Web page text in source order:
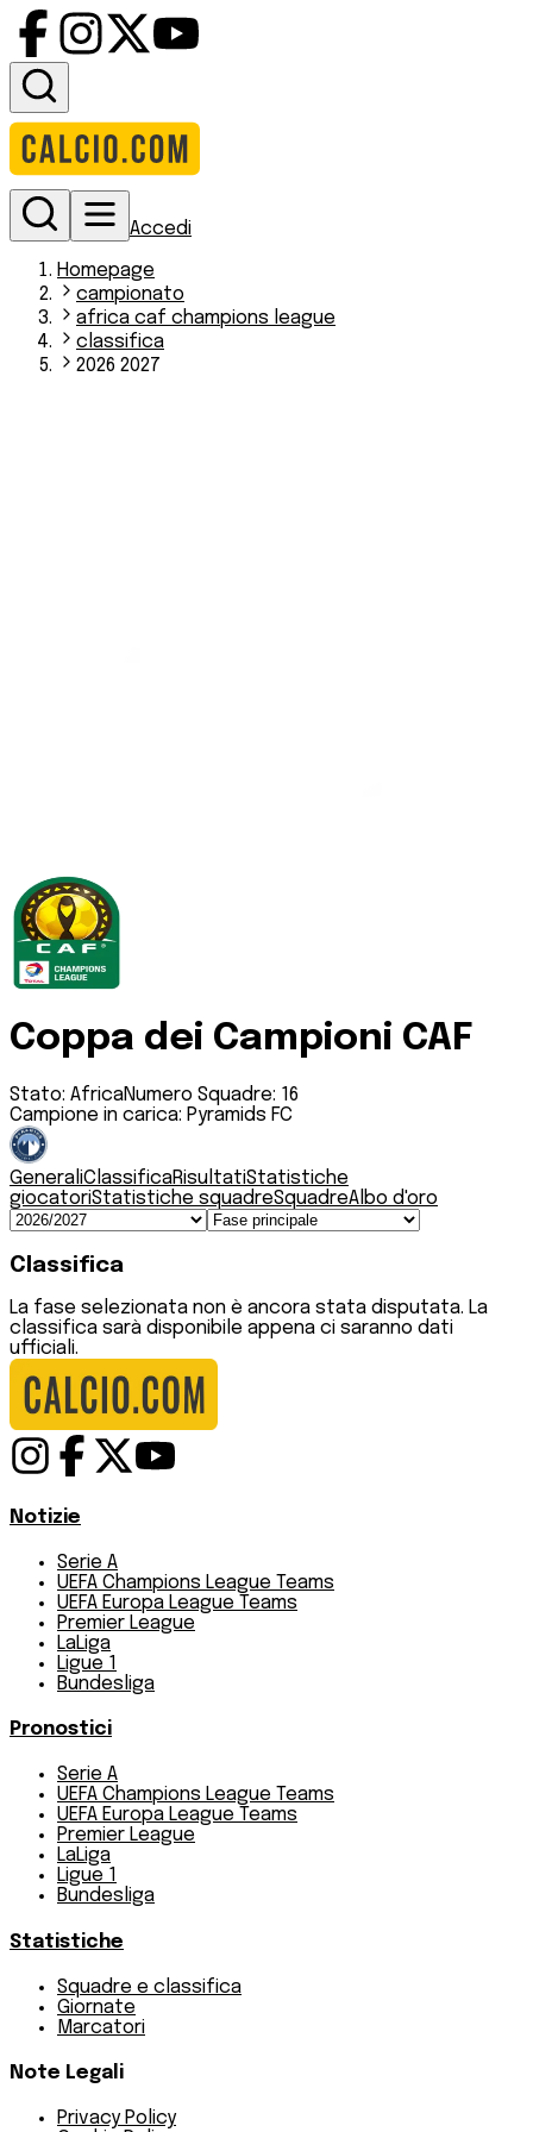
Accedi
Homepage
campionato
africa caf champions league
classifica
2026 2027
Coppa dei Campioni CAF
Stato: AfricaNumero Squadre: 16
Campione in carica: Pyramids FC
GeneraliClassificaRisultatiStatistiche
giocatoriStatistiche squadreSquadreAlbo d'oro
Classifica
La fase selezionata non è ancora stata disputata. La
classifica sarà disponibile appena ci saranno dati
ufficiali.
Notizie
Serie A
UEFA Champions League Teams
UEFA Europa League Teams
Premier League
LaLiga
Ligue 1
Bundesliga
Pronostici
Serie A
UEFA Champions League Teams
UEFA Europa League Teams
Premier League
LaLiga
Ligue 1
Bundesliga
Statistiche
Squadre e classifica
Giornate
Marcatori
Note Legali
Privacy Policy